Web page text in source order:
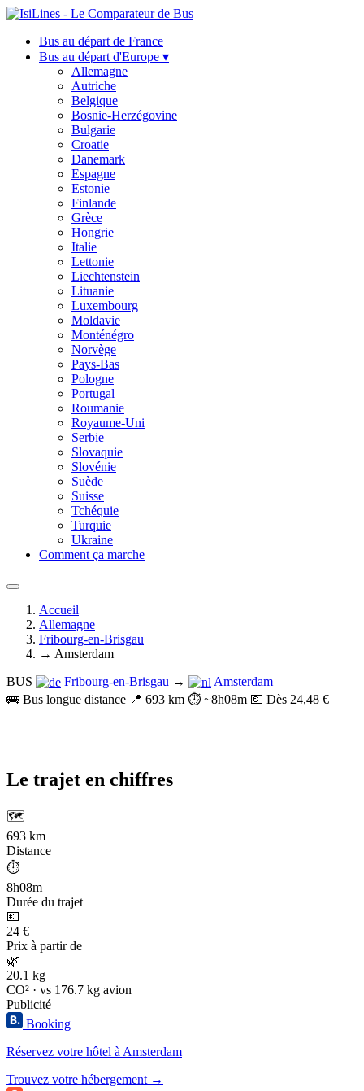
Bus au départ de France
Bus au départ d'Europe ▾
Allemagne
Autriche
Belgique
Bosnie-Herzégovine
Bulgarie
Croatie
Danemark
Espagne
Estonie
Finlande
Grèce
Hongrie
Italie
Lettonie
Liechtenstein
Lituanie
Luxembourg
Moldavie
Monténégro
Norvège
Pays-Bas
Pologne
Portugal
Roumanie
Royaume-Uni
Serbie
Slovaquie
Slovénie
Suède
Suisse
Tchéquie
Turquie
Ukraine
Comment ça marche
Accueil
Allemagne
Fribourg-en-Brisgau
→ Amsterdam
BUS
Fribourg-en-Brisgau →
Amsterdam
🚌 Bus longue distance 📍 693 km ⏱️ ~8h08m 💶 Dès 24,48 €
Le trajet en chiffres
🗺️
693 km
Distance
⏱️
8h08m
Durée du trajet
💶
24 €
Prix à partir de
🌿
20.1 kg
CO² · vs 176.7 kg avion
Publicité
Booking
Réservez votre hôtel à Amsterdam
Trouvez votre hébergement →